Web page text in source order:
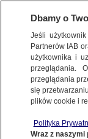
METEO
NAJNOWSZE
pomaga
Dbamy o
Jeśli
Partnerów IAB
użytkownika i
przeglądania.
przeglądania
się
plików cookie i
Polityka
Wraz z naszymi